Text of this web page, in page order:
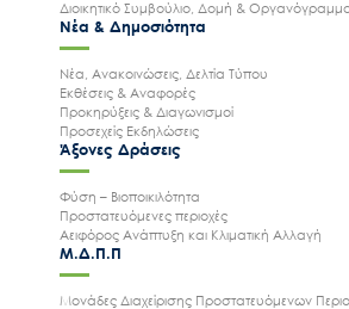
Διοικητικό Συμβούλιο, Δομή &
Νέα & Δημοσιότητα
Νέα, Ανακοινώσεις, Δελτία Τύπου
Εκθέσεις & Αναφορές
Προκηρύξεις & Διαγωνισμοί
Προσεχείς Εκδηλώσεις
Άξονες Δράσεις
Φύση – Βιοποικιλότητα
Προστατευόμενες περιοχές
Αειφόρος Ανάπτυξη και Κλιματική Αλλαγή
Μ.Δ.Π.Π
Μονάδες Διαχείρισης Προστατευόμενων